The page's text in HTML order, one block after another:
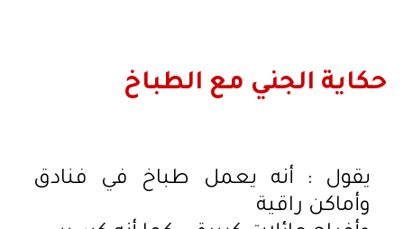
حكاية الجني مع الطباخ
يقول : أنه يعمل طباخ في فنادق
وأماكن راقية